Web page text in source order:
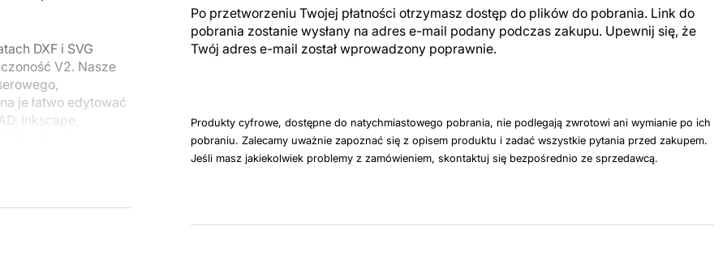
DXF i SVG
V2. Nasze
je łatwo edytować
Inkscape,
blachy. Rysunki
Po przetworzeniu Twojej płatności otrzymasz dostęp do plików do pobrania. Link do
pobrania zostanie wysłany na adres e-mail podany podczas zakupu. Upewnij się, że
Twój adres e-mail został wprowadzony poprawnie.
Produkty cyfrowe, dostępne do natychmiastowego pobrania, nie podlegają zwrotowi ani wymianie po ich
pobraniu. Zalecamy uważnie zapoznać się z opisem produktu i zadać wszystkie pytania przed zakupem.
Jeśli masz jakiekolwiek problemy z zamówieniem, skontaktuj się bezpośrednio ze sprzedawcą.